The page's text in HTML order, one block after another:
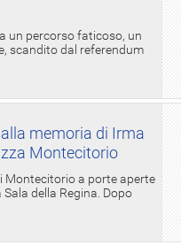
un percorso faticoso, un
scandito dal referendum
memoria di Irma
Montecitorio
Montecitorio a porte aperte
della Regina. Dopo